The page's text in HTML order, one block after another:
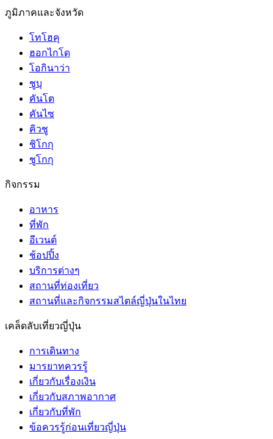
ภูมิภาคและจังหวัด
โทโฮคุ
ฮอกไกโด
โอกินาว่า
ชูบุ
คันโต
คันไซ
คิวชู
ชิโกกุ
ชูโกกุ
กิจกรรม
อาหาร
ที่พัก
อีเวนต์
ช้อปปิ้ง
บริการต่างๆ
สถานที่ท่องเที่ยว
สถานที่และกิจกรรมสไตล์ญี่ปุ่นในไทย
เคล็ดลับเที่ยวญี่ปุ่น
การเดินทาง
มารยาทควรรู้
เกี่ยวกับเรื่องเงิน
เกี่ยวกับสภาพอากาศ
เกี่ยวกับที่พัก
ข้อควรรู้ก่อนเที่ยวญี่ปุ่น